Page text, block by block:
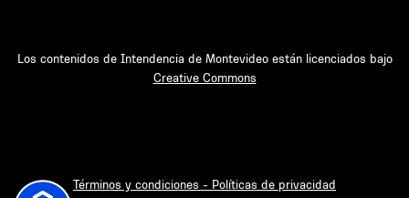
Los contenidos de Intendencia de Montevideo están licenciados bajo
Creative Commons
Términos y condiciones - Políticas de privacidad